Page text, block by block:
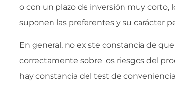
o con un plazo de inversión muy corto,
suponen las preferentes y su carácter
En general, no existe constancia de
correctamente sobre los riesgos del
hay constancia del test de